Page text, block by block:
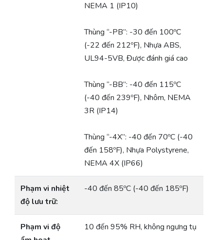
NEMA 1 (IP10)
Thùng “-PB”: -30 đến 100ºC
(-22 đến 212ºF), Nhựa ABS,
UL94-5VB, Được đánh giá cao
Thùng “-BB”: -40 đến 115ºC
(-40 đến 239ºF), Nhôm, NEMA
3R (IP14)
Thùng “-4X”: -40 đến 70ºC (-40
đến 158ºF), Nhựa Polystyrene,
NEMA 4X (IP66)
Phạm vi nhiệt
độ lưu trữ:
-40 đến 85ºC (-40 đến 185ºF)
Phạm vi độ
10 đến 95% RH, không ngưng tụ